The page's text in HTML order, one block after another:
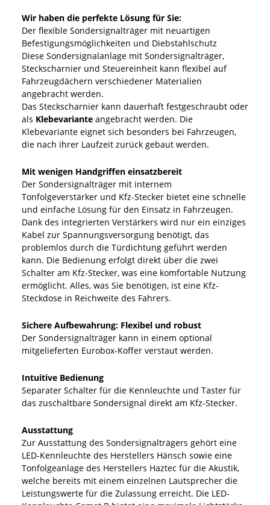
Wir haben die perfekte Lösung für Sie:
Der flexible Sondersignalträger mit neuartigen
Befestigungsmöglichkeiten und Diebstahlschutz
Diese Sondersignalanlage mit Sondersignalträger,
Steckscharnier und Steuereinheit kann flexibel auf
Fahrzeugdächern verschiedener Materialien
angebracht werden.
Das Steckscharnier kann dauerhaft festgeschraubt oder
als Klebevariante angebracht werden. Die
Klebevariante eignet sich besonders bei Fahrzeugen,
die nach ihrer Laufzeit zurück gebaut werden.
Mit wenigen Handgriffen einsatzbereit
Der Sondersignalträger mit internem
Tonfolgeverstärker und Kfz-Stecker bietet eine schnelle
und einfache Lösung für den Einsatz in Fahrzeugen.
Dank des integrierten Verstärkers wird nur ein einziges
Kabel zur Spannungsversorgung benötigt, das
problemlos durch die Türdichtung geführt werden
kann. Die Bedienung erfolgt direkt über die zwei
Schalter am Kfz-Stecker, was eine komfortable Nutzung
ermöglicht. Alles, was Sie benötigen, ist eine Kfz-
Steckdose in Reichweite des Fahrers.
Sichere Aufbewahrung: Flexibel und robust
Der Sondersignalträger kann in einem optional
mitgelieferten Eurobox-Koffer verstaut werden.
Intuitive Bedienung
Separater Schalter für die Kennleuchte und Taster für
das zuschaltbare Sondersignal direkt am Kfz-Stecker.
Ausstattung
Zur Ausstattung des Sondersignalträgers gehört eine
LED-Kennleuchte des Herstellers Hänsch sowie eine
Tonfolgeanlage des Herstellers Haztec für die Akustik,
welche bereits mit einem einzelnen Lautsprecher die
Leistungswerte für die Zulassung erreicht. Die LED-